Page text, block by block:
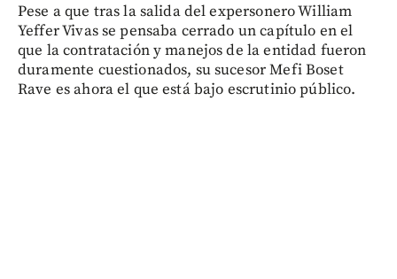
Pese a que tras la salida del expersonero William
Yeffer Vivas se pensaba cerrado un capítulo en el
que la contratación y manejos de la entidad fueron
duramente cuestionados, su sucesor Mefi Boset
Rave es ahora el que está bajo escrutinio público.